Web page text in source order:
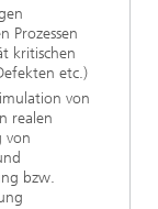
Prozessen
kritischen
etc.)
von
realen
von
bzw.